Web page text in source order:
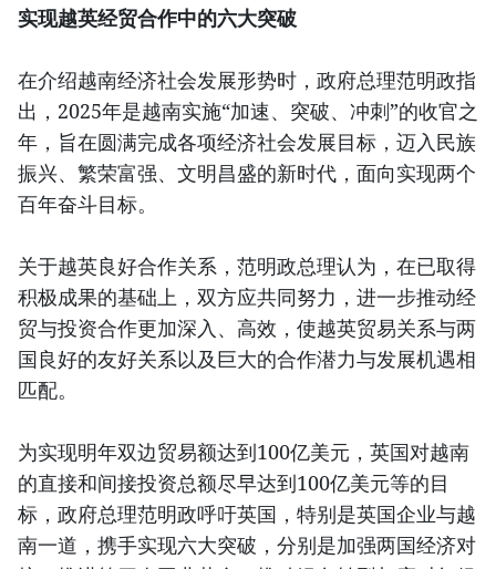
实现越英经贸合作中的六大突破
在介绍越南经济社会发展形势时，政府总理范明政指
出，2025年是越南实施“加速、突破、冲刺”的收官之
年，旨在圆满完成各项经济社会发展目标，迈入民族
振兴、繁荣富强、文明昌盛的新时代，面向实现两个
百年奋斗目标。
关于越英良好合作关系，范明政总理认为，在已取得
积极成果的基础上，双方应共同努力，进一步推动经
贸与投资合作更加深入、高效，使越英贸易关系与两
国良好的友好关系以及巨大的合作潜力与发展机遇相
匹配。
为实现明年双边贸易额达到100亿美元，英国对越南
的直接和间接投资总额尽早达到100亿美元等的目
标，政府总理范明政呼吁英国，特别是英国企业与越
南一道，携手实现六大突破，分别是加强两国经济对